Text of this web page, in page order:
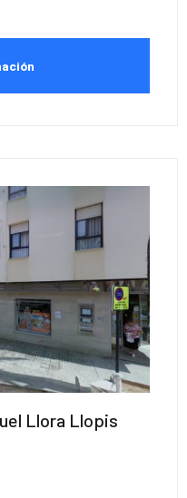
Llora Llopis